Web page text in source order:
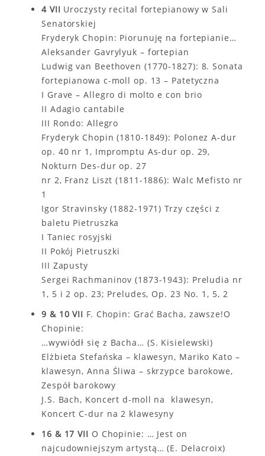
4 VII Uroczysty recital fortepianowy w Sali
Senatorskiej
Fryderyk Chopin: Piorunuję na fortepianie…
Aleksander Gavrylyuk – fortepian
Ludwig van Beethoven (1770-1827): 8. Sonata
fortepianowa c-moll op. 13 – Patetyczna
I Grave – Allegro di molto e con brio
II Adagio cantabile
III Rondo: Allegro
Fryderyk Chopin (1810-1849): Polonez A-dur
op. 40 nr 1, Impromptu As-dur op. 29,
Nokturn Des-dur op. 27
nr 2, Franz Liszt (1811-1886): Walc Mefisto nr
1
Igor Stravinsky (1882-1971) Trzy części z
baletu Pietruszka
I Taniec rosyjski
II Pokój Pietruszki
III Zapusty
Sergei Rachmaninov (1873-1943): Preludia nr
1, 5 i 2 op. 23; Preludes, Op. 23 No. 1, 5, 2
9 & 10 VII F. Chopin: Grać Bacha, zawsze!O
Chopinie:
…wywiódł się z Bacha… (S. Kisielewski)
Elżbieta Stefańska – klawesyn, Mariko Kato –
klawesyn, Anna Śliwa – skrzypce barokowe,
Zespół barokowy
J.S. Bach, Koncert d-moll na klawesyn,
Koncert C-dur na 2 klawesyny
16 & 17 VII O Chopinie: … Jest on
najcudowniejszym artystą… (E. Delacroix)